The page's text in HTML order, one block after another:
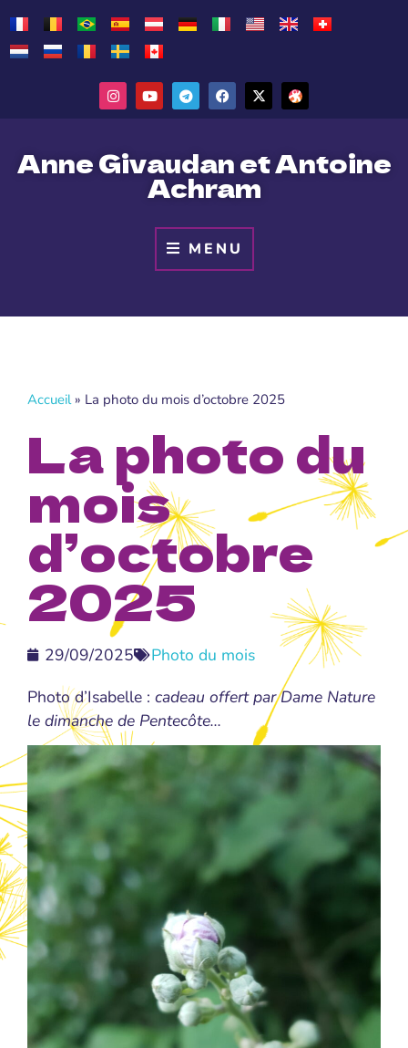
Anne Givaudan et Antoine
Achram
MENU
Accueil» La photo du mois d’octobre 2025
La photo du
mois
d’octobre
2025
29/09/2025
Photo du mois
Photo d’Isabelle : cadeau offert par Dame Nature
le dimanche de Pentecôte…